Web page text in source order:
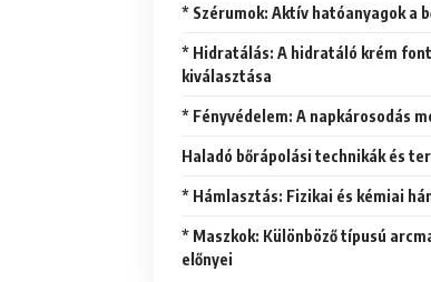
* Szérumok: Aktív hatóanyagok a
* Hidratálás: A hidratáló krém fontossága és
kiválasztása
* Fényvédelem: A napkárosodás
Haladó bőrápolási technikák és
* Hámlasztás: Fizikai és kémiai
* Maszkok: Különböző típusú arcmaszkok és azok
előnyei